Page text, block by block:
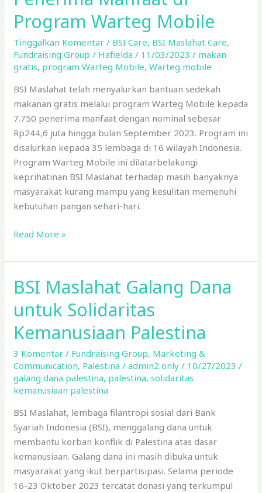
Program Warteg Mobile
Tinggalkan Komentar / BSI Care, BSI Maslahat Care,
Fundraising Group / Hafielda/ 11/03/2023/ makan
gratis, program Warteg Mobile,Warteg mobile
BSI Maslahat telah menyalurkan bantuan sedekah
makanan gratis melalui program Warteg Mobile kepada
7.750 penerima manfaat dengan nominal sebesar
Rp244,6 juta hingga bulan September 2023. Program ini
disalurkan kepada 35 lembaga di 16 wilayah Indonesia.
Program Warteg Mobile ini dilatarbelakangi
keprihatinan BSI Maslahat terhadap masih banyaknya
masyarakat kurang mampu yang kesulitan memenuhi
kebutuhan pangan sehari-hari.
Read More »
BSI Maslahat Galang Dana
untuk Solidaritas
Kemanusiaan Palestina
3 Komentar / Fundraising Group, Marketing &
Communication, Palestina /admin2 only/ 10/27/2023/
galang dana palestina, palestina,solidaritas
kemanusiaan palestina
BSI Maslahat, lembaga filantropi sosial dari Bank
Syariah Indonesia (BSI), menggalang dana untuk
membantu korban konflik di Palestina atas dasar
kemanusiaan. Galang dana ini masih dibuka untuk
masyarakat yang ikut berpartisipasi. Selama periode
16-23 Oktober 2023 tercatat donasi yang terkumpul
BSI
Maslahat
Galang
Dana
untuk
Solidaritas
Kemanusiaan
Palestina